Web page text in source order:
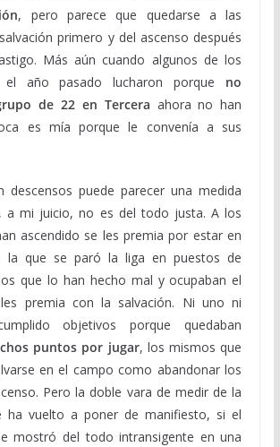
, pero parece que quedarse a las
primero y del ascenso después
Más aún cuando algunos de los
el año pasado lucharon porque no
de 22 en Tercera ahora no han
es mía porque le convenía a sus
descensos puede parecer una medida
a mi juicio, no es del todo justa. A los
ascendido se les premia por estar en
la que se paró la liga en puestos de
que lo han hecho mal y ocupaban el
premia con la salvación. Ni uno ni
objetivos porque quedaban
puntos por jugar, los mismos que
en el campo como abandonar los
Pero la doble vara de medir de la
ha vuelto a poner de manifiesto, si el
mostró del todo intransigente en una